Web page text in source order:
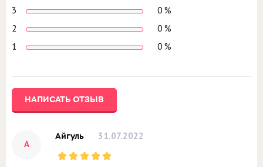
3
0 %
2
0 %
1
0 %
НАПИСАТЬ ОТЗЫВ
А
Айгуль 31.07.2022